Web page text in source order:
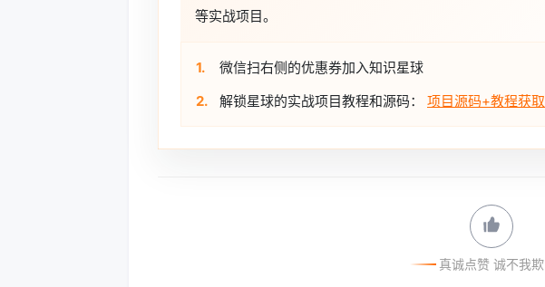
等实战项目。
1.
微信扫右侧的优惠券加入知识星球
2.
解锁星球的实战项目教程和源码： 项目源码+教程获取
真诚点赞 诚不我欺